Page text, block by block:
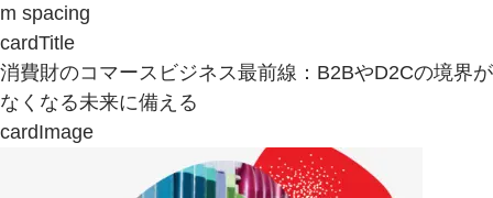
m spacing
cardTitle
消費財のコマースビジネス最前線：B2BやD2Cの境界が
なくなる未来に備える
cardImage